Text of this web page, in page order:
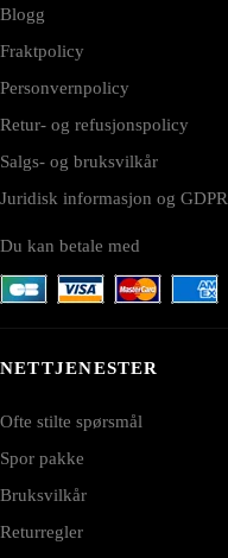
Blogg
Fraktpolicy
Personvernpolicy
Retur- og refusjonspolicy
Salgs- og bruksvilkår
Juridisk informasjon og GDPR
Du kan betale med
NETTJENESTER
Ofte stilte spørsmål
Spor pakke
Bruksvilkår
Returregler